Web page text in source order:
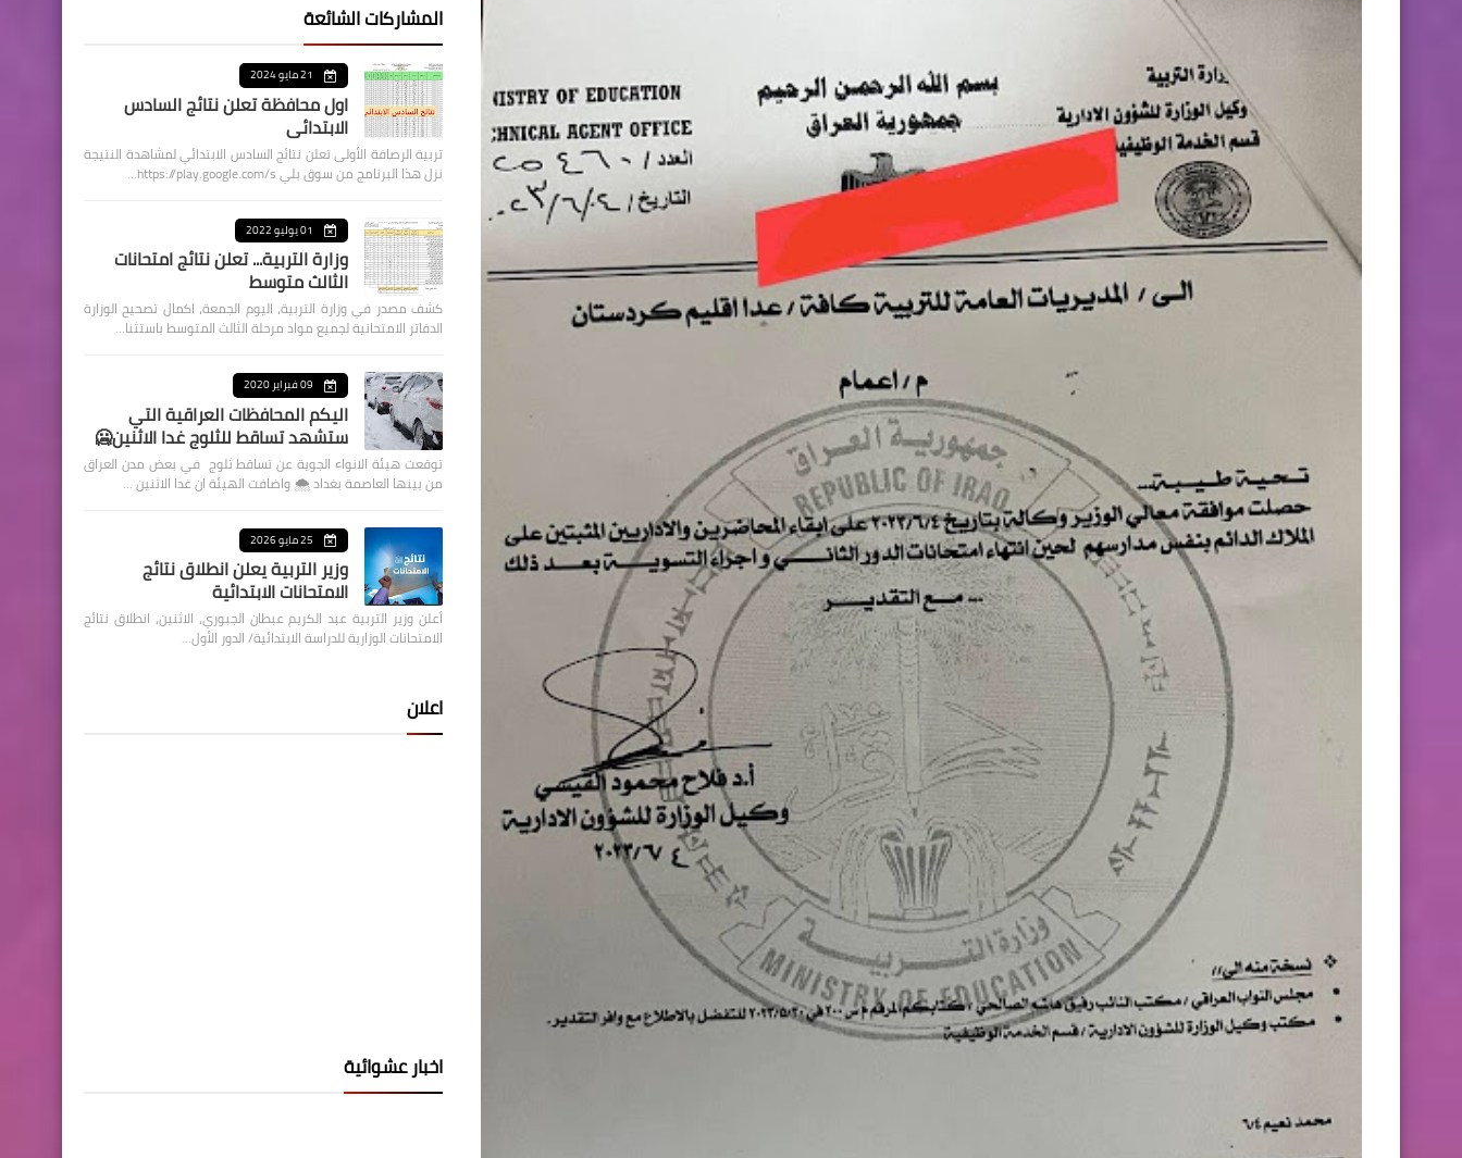
المشاركات الشائعة
21 مايو 2024
اول محافظة تعلن نتائج السادس
الابتدائي
تربية الرصافة الأولى تعلن نتائج السادس الابتدائي لمشاهدة النتيجة
نزل هذا البرنامج من سوق بلي https://play.google.com/s…
01 يوليو 2022
وزارة التربية... تعلن نتائج امتحانات
الثالث متوسط
كشف مصدر في وزارة التربية، اليوم الجمعة، اكمال تصحيح الوزارة
الدفاتر الامتحانية لجميع مواد مرحلة الثالث المتوسط باستثنا…
09 فبراير 2020
اليكم المحافظات العراقية التي
ستشهد تساقط للثلوج غدا الاثنين🥶
توقعت هيئة الانواء الجوية عن تساقط ثلوج في بعض مدن العراق
من بينها العاصمة بغداد ⁦🌨️⁩ واضافت الهيئة ان غدا الاثنين …
25 مايو 2026
وزير التربية يعلن انطلاق نتائج
الامتحانات الابتدائية
أعلن وزير التربية عبد الكريم عبطان الجبوري، الاثنين، انطلاق نتائج
الامتحانات الوزارية للدراسة الابتدائية/ الدور الأول…
اعلان
اخبار عشوائية